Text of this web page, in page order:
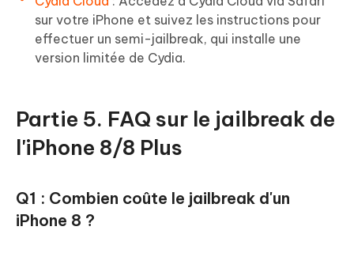
sur votre iPhone et suivez les instructions pour
effectuer un semi-jailbreak, qui installe une
version limitée de Cydia.
Partie 5. FAQ sur le jailbreak de
l'iPhone 8/8 Plus
Q1 : Combien coûte le jailbreak d'un
iPhone 8 ?